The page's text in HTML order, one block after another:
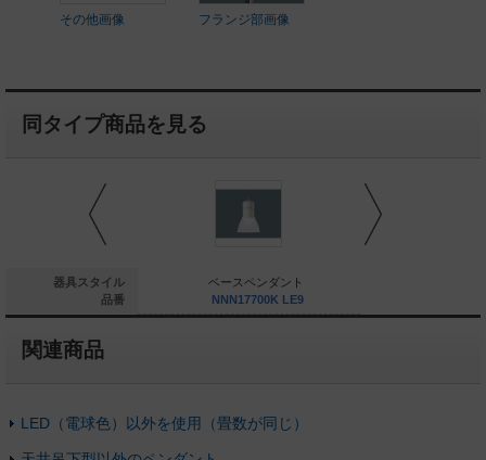
その他画像 フランジ部画像
同タイプ商品を見る
器具スタイル
品番
その他照明
ベースペンダント
NNN17700K LE9
関連商品
LED（電球色）以外を使用（畳数が同じ）